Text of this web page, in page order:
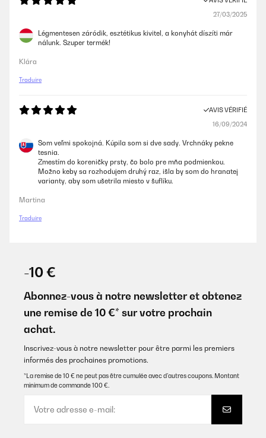
27/03/2025
Légmentesen záródik, esztétikus kivitel, a konyhát díszíti már
nálunk. Szuper termék!
Klára
Traduire
AVIS VÉRIFIÉ
16/09/2024
Som veľmi spokojná. Kúpila som si dve sady. Vrchnáky pekne
tesnia.
Zmestím do koreničky prsty, čo bolo pre mňa podmienkou.
Možno keby sa rozhodujem druhý raz, išla by som do hranatej
varianty, aby som ušetrila miesto v šuflíku.
Martina
Traduire
-10 €
Abonnez-vous à notre newsletter et obtenez
une remise de 10 €* sur votre prochain
achat.
Inscrivez-vous à notre newsletter pour être parmi les premiers
informés des prochaines promotions.
*La remise de 10 € ne peut pas être cumulée avec d’autres coupons. Montant
minimum de commande 100 €.